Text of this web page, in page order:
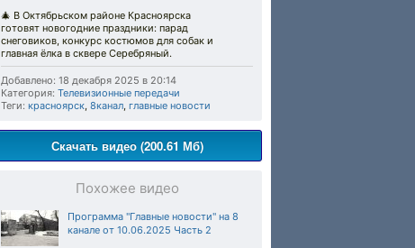
🎄 В Октябрьском районе Красноярска
готовят новогодние праздники: парад
снеговиков, конкурс костюмов для собак и
главная ёлка в сквере Серебряный.
Добавлено: 18 декабря 2025 в 20:14
Категория: Телевизионные передачи
Теги: красноярск, 8канал, главные новости
Скачать видео (200.61 Мб)
Похожее видео
Программа "Главные новости" на 8
канале от 10.06.2025 Часть 2